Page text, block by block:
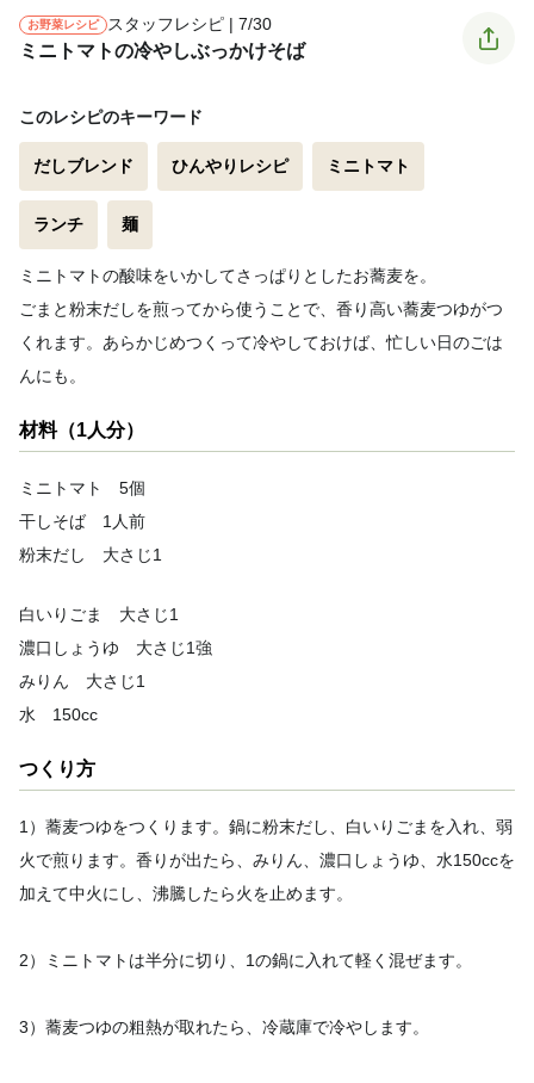
お野菜レシピ スタッフレシピ | 7/30
ミニトマトの冷やしぶっかけそば
このレシピのキーワード
だしブレンド ひんやりレシピ ミニトマト
ランチ 麺
ミニトマトの酸味をいかしてさっぱりとしたお蕎麦を。
ごまと粉末だしを煎ってから使うことで、香り高い蕎麦つゆがつ
くれます。あらかじめつくって冷やしておけば、忙しい日のごは
んにも。
材料（1人分）
ミニトマト 5個
干しそば 1人前
粉末だし 大さじ1
白いりごま 大さじ1
濃口しょうゆ 大さじ1強
みりん 大さじ1
水 150cc
つくり方
1）蕎麦つゆをつくります。鍋に粉末だし、白いりごまを入れ、弱
火で煎ります。香りが出たら、みりん、濃口しょうゆ、水150ccを
加えて中火にし、沸騰したら火を止めます。
2）ミニトマトは半分に切り、1の鍋に入れて軽く混ぜます。
3）蕎麦つゆの粗熱が取れたら、冷蔵庫で冷やします。